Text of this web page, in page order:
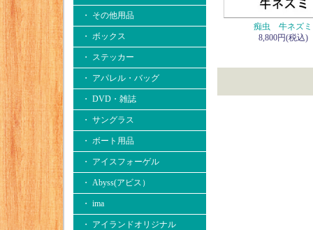
・ その他用品
・ ボックス
・ ステッカー
・ アパレル・バッグ
・ DVD・雑誌
・ サングラス
・ ボート用品
・ アイスフォーゲル
・ Abyss(アビス）
・ ima
・ アイランドオリジナル
痴虫 牛ネズミ
8,800円(税込)